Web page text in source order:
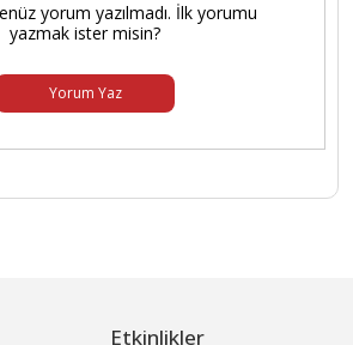
yorum yazılmadı. İlk yorumu
yazmak ister misin?
Yorum Yaz
Etkinlikler